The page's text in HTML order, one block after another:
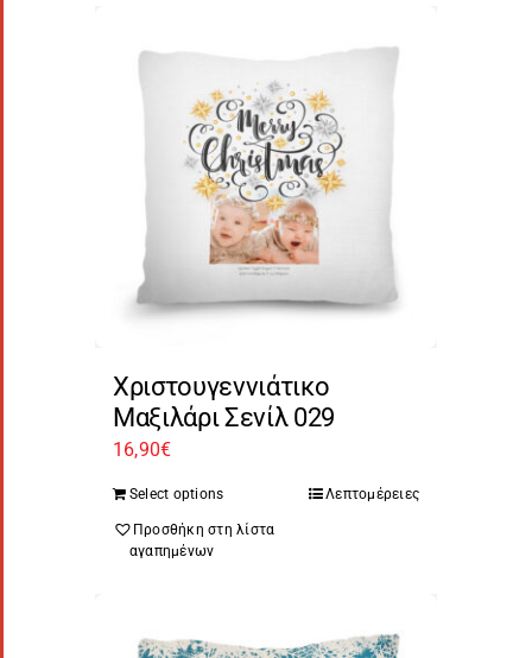
Χριστουγεννιάτικο
Μαξιλάρι Σενίλ 029
16,90€
Select options Λεπτομέρειες
Προσθήκη στη λίστα
αγαπημένων